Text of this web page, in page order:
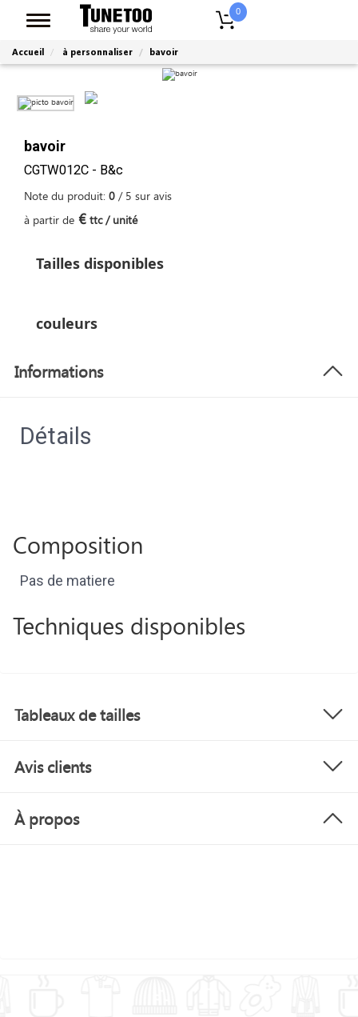
0
Accueil à personnaliser bavoir
bavoir
CGTW012C - B&c
Note du produit: 0 / 5 sur avis
à partir de € ttc / unité
Tailles disponibles
couleurs
Informations
Détails
Composition
Pas de matiere
Techniques disponibles
Tableaux de tailles
Avis clients
À propos